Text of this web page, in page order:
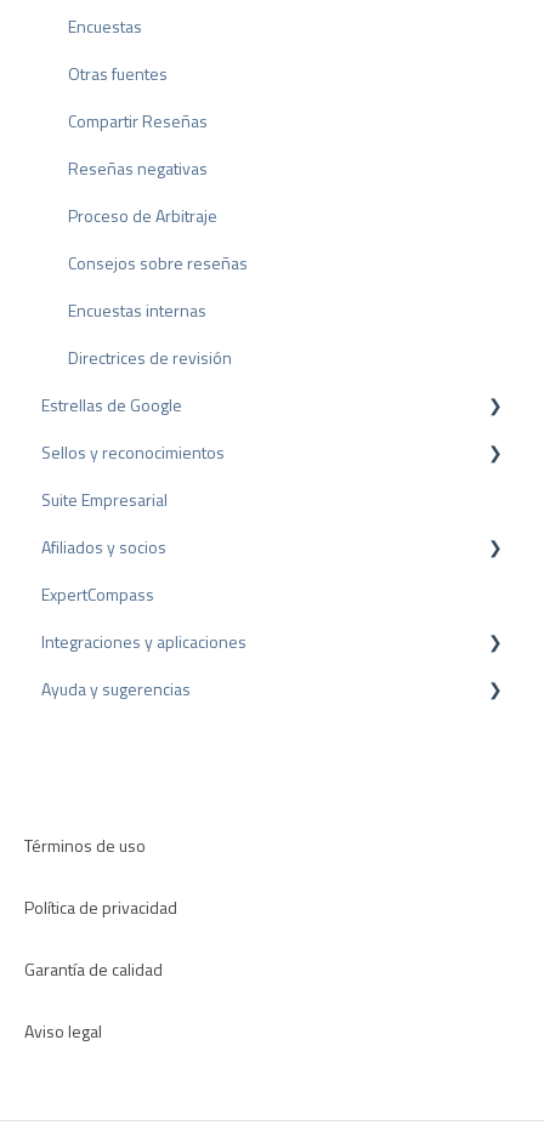
Facturación
Encuestas
Otras fuentes
Compartir Reseñas
Reseñas negativas
Proceso de Arbitraje
Consejos sobre reseñas
Encuestas internas
Directrices de revisión
Estrellas de Google
Rich Snippet
Sellos y reconocimientos
Sello PRO
Sello de valoración
Premios
Suite Empresarial
Afiliados y socios
Programa de partners
Recomendación
ExpertCompass
Integraciones y aplicaciones
Plugins para CMS
Ayuda y sugerencias
Términos de uso
Política de privacidad
Garantía de calidad
Aviso legal